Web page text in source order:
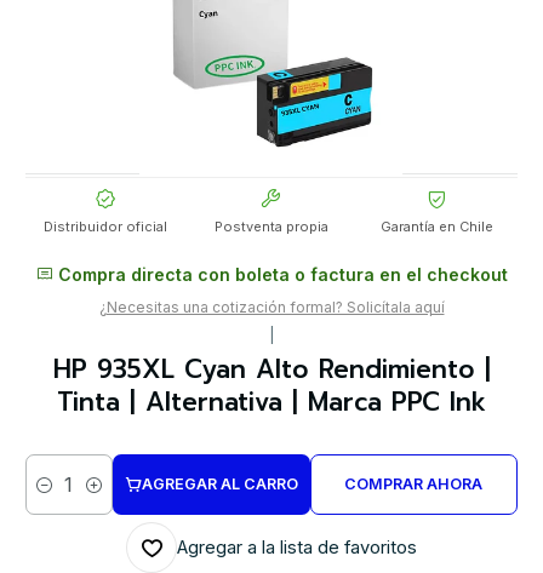
Distribuidor oficial Postventa propia Garantía en Chile
Compra directa con boleta o factura en el checkout
¿Necesitas una cotización formal? Solicítala aquí
HP 935XL Cyan Alto Rendimiento |
Tinta | Alternativa | Marca PPC Ink
Cantidad
AGREGAR AL CARRO COMPRAR AHORA
Agregar a la lista de favoritos